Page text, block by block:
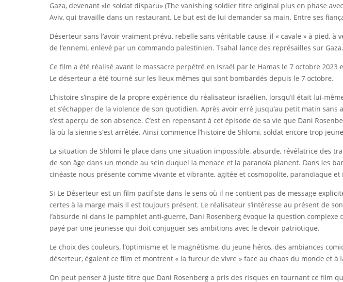
Gaza, devenant «le soldat disparu» (The vanishing soldier titre original plus en phase
Aviv, qui travaille dans un restaurant. Le but est de lui demander sa main. Entre ses
Déserteur sans l’avoir vraiment prévu, rebelle sans véritable cause, il « cavale » à pied,
de l’ennemi, enlevé par un commando palestinien. Tsahal lance des représailles sur Gaza.
Ce film a été réalisé avant le massacre perpétré en Israël par le Hamas le 7 octobre
Le déserteur a été tourné sur les lieux mêmes qui sont bombardés depuis le 7 octobre.
L’histoire s’inspire de la propre expérience du réalisateur israélien, lorsqu’il était lui-
et s’échapper de la violence de son quotidien. Après avoir erré jusqu’au petit matin
s’est aperçu de son absence. C’est en repensant à cet épisode de sa vie que Dani
là où la sienne s’est arrêtée. Ainsi commence l’histoire de Shlomi, soldat encore trop
La situation de Shlomi le place dans une situation impossible, absurde, révélatrice des
de son âge dans un monde au sein duquel la menace et la paranoïa planent. Dans les
cinéaste nous présente comme vivante et vibrante, agitée et cosmopolite, paranoïaque
Si Le Déserteur est un film pacifiste dans le sens où il ne contient pas de message
certes à la marge mais il est toujours présent. Le réalisateur s’intéresse au présent de
l’absurde ni dans le pamphlet anti-guerre, Dani Rosenberg évoque la question
payé par une jeunesse qui doit conjuguer ses ambitions avec le devoir patriotique.
Le choix des couleurs, l’optimisme et le magnétisme, du jeune héros, des ambiances
déserteur, égaient ce film et montrent « la fureur de vivre » face au chaos du monde et à
On peut penser à juste titre que Dani Rosenberg a pris des risques en tournant ce film